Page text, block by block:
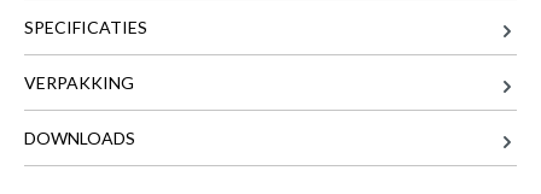
DIEPTE
HOOGTE 91.5 cm
GEWICHT
SPECIFICATIES
VERPAKKING
DOWNLOADS